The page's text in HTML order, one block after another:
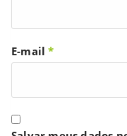
E-mail*